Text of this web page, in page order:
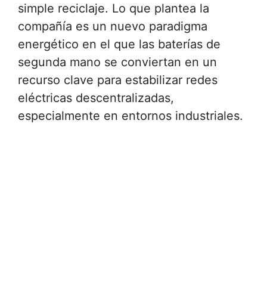
simple reciclaje. Lo que plantea la
compañía es un nuevo paradigma
energético en el que las baterías de
segunda mano se conviertan en un
recurso clave para estabilizar redes
eléctricas descentralizadas,
especialmente en entornos industriales.